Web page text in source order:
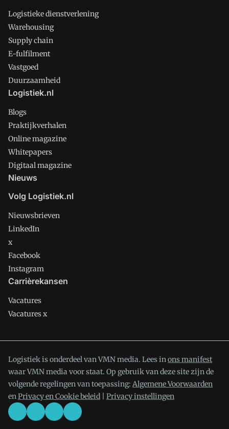
Logistieke dienstverlening
Warehousing
Supply chain
E-fulfilment
Vastgoed
Duurzaamheid
Logistiek.nl
Blogs
Praktijkverhalen
Online magazine
Whitepapers
Digitaal magazine
Nieuws
Volg Logistiek.nl
Nieuwsbrieven
LinkedIn
x
Facebook
Instagram
Carrièrekansen
Vacatures
Vacatures x
Logistiek is onderdeel van VMN media. Lees inons manifest
waar VMN media voor staat. Op gebruik van deze site zijn de
volgende regelingen van toepassing: Algemene Voorwaarden
enPrivacy en Cookie beleid Privacy instellingen